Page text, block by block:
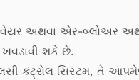
અથવા એર-બ્લોઅર
શકે છે.
કંટ્રોલ સિસ્ટમ, તે